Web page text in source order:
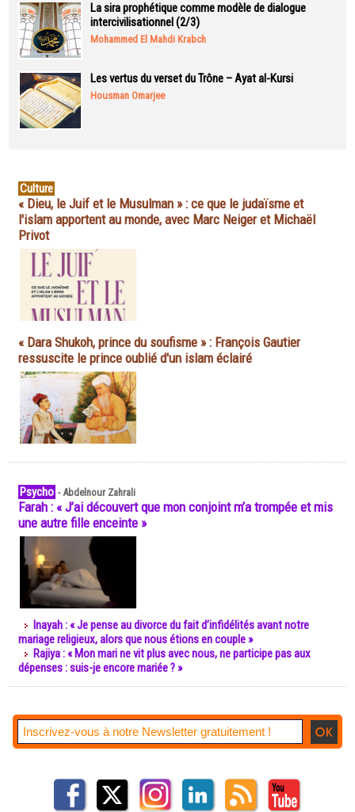
La sira prophétique comme modèle de dialogue
intercivilisationnel (2/3)
Mohammed El Mahdi Krabch
Les vertus du verset du Trône – Ayat al-Kursi
Housman Omarjee
Culture
« Dieu, le Juif et le Musulman » : ce que le judaïsme et
l'islam apportent au monde, avec Marc Neiger et Michaël
Privot
« Dara Shukoh, prince du soufisme » : François Gautier
ressuscite le prince oublié d'un islam éclairé
Psycho -Abdelnour Zahrali
Farah : « J’ai découvert que mon conjoint m’a trompée et mis
une autre fille enceinte »
Inayah : « Je pense au divorce du fait d’infidélités avant notre
mariage religieux, alors que nous étions en couple »
Rajiya : « Mon mari ne vit plus avec nous, ne participe pas aux
dépenses : suis-je encore mariée ? »